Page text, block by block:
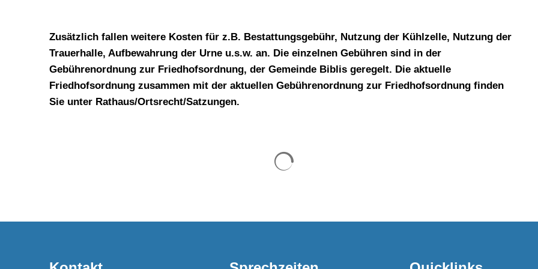
Zusätzlich fallen weitere Kosten für z.B. Bestattungsgebühr, Nutzung der Kühlzelle, Nutzung der
Trauerhalle, Aufbewahrung der Urne u.s.w. an. Die einzelnen Gebühren sind in der
Gebührenordnung zur Friedhofsordnung, der Gemeinde Biblis geregelt. Die aktuelle
Friedhofsordnung zusammen mit der aktuellen Gebührenordnung zur Friedhofsordnung finden
Sie unter Rathaus/Ortsrecht/Satzungen.